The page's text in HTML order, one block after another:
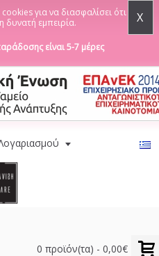
για να διασφαλίσει ότι
δυνατή εμπειρία.
X
είναι 5-7 μέρες
0 προϊόν(τα) - 0,00€